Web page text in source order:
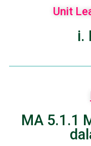
Unit
i.
MA 5.1.1